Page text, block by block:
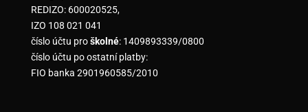
REDIZO: 600020525,
IZO 108 021 041
číslo účtu proškolné: 1409893339/0800
číslo účtu po ostatní platby:
FIO banka 2901960585/2010